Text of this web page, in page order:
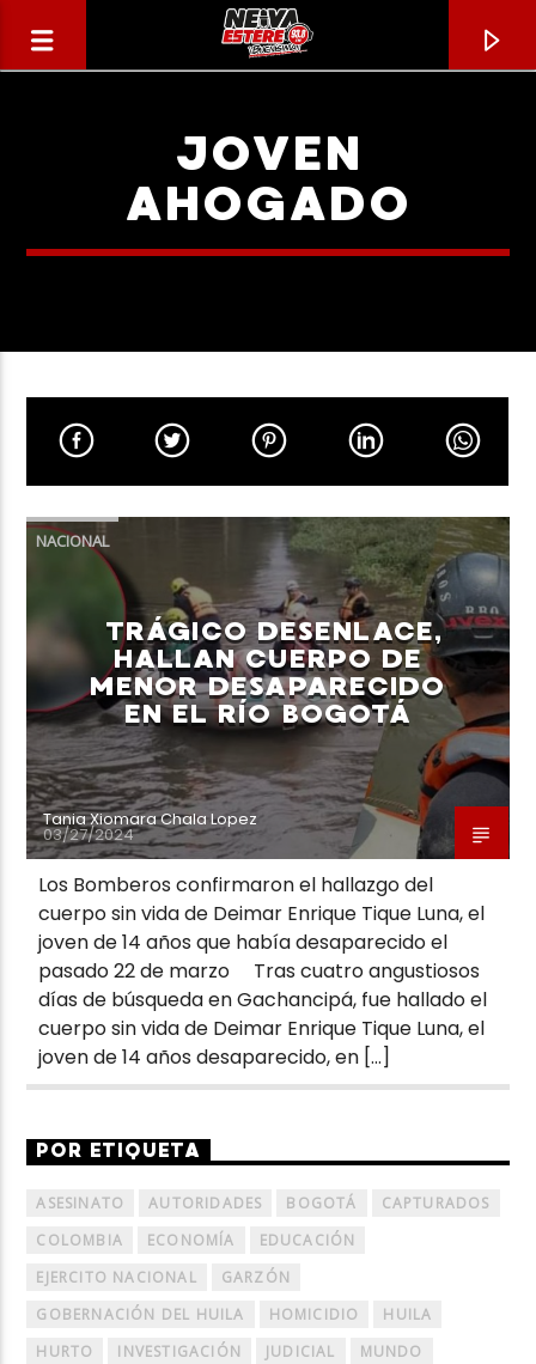
CANCIÓN ACTUAL
TÍTULO
ARTISTA
Neiva Estereo
JOVEN
AHOGADO
NACIONAL
TRÁGICO DESENLACE,
HALLAN CUERPO DE
MENOR DESAPARECIDO
EN EL RÍO BOGOTÁ
Tania Xiomara Chala Lopez
03/27/2024
Los Bomberos confirmaron el hallazgo del
cuerpo sin vida de Deimar Enrique Tique Luna, el
joven de 14 años que había desaparecido el
pasado 22 de marzo Tras cuatro angustiosos
días de búsqueda en Gachancipá, fue hallado el
cuerpo sin vida de Deimar Enrique Tique Luna, el
joven de 14 años desaparecido, en […]
POR ETIQUETA
ASESINATO AUTORIDADES BOGOTÁ
CAPTURADOS
COLOMBIA
ECONOMÍA
EDUCACIÓN
EJERCITO NACIONAL
GARZÓN
GOBERNACIÓN DEL HUILA
HOMICIDIO
HUILA
HURTO
INVESTIGACIÓN JUDICIAL
MUNDO